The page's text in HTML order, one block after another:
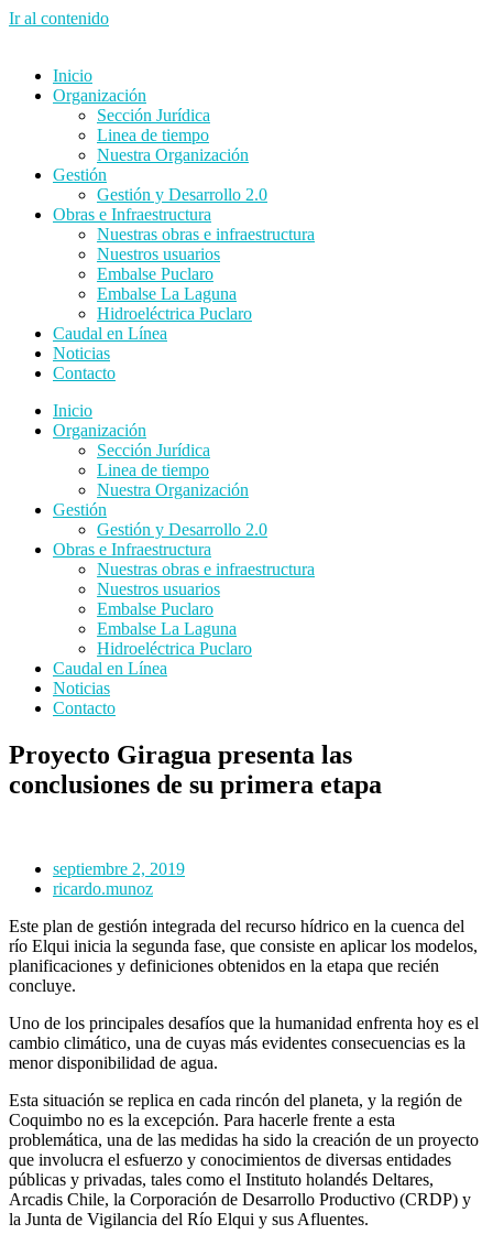
Ir al contenido
Inicio
Organización
Sección Jurídica
Linea de tiempo
Nuestra Organización
Gestión
Gestión y Desarrollo 2.0
Obras e Infraestructura
Nuestras obras e infraestructura
Nuestros usuarios
Embalse Puclaro
Embalse La Laguna
Hidroeléctrica Puclaro
Caudal en Línea
Noticias
Contacto
Inicio
Organización
Sección Jurídica
Linea de tiempo
Nuestra Organización
Gestión
Gestión y Desarrollo 2.0
Obras e Infraestructura
Nuestras obras e infraestructura
Nuestros usuarios
Embalse Puclaro
Embalse La Laguna
Hidroeléctrica Puclaro
Caudal en Línea
Noticias
Contacto
Proyecto Giragua presenta las
conclusiones de su primera etapa
septiembre 2, 2019
ricardo.munoz
Este plan de gestión integrada del recurso hídrico en la cuenca del
río Elqui inicia la segunda fase, que consiste en aplicar los modelos,
planificaciones y definiciones obtenidos en la etapa que recién
concluye.
Uno de los principales desafíos que la humanidad enfrenta hoy es el
cambio climático, una de cuyas más evidentes consecuencias es la
menor disponibilidad de agua.
Esta situación se replica en cada rincón del planeta, y la región de
Coquimbo no es la excepción. Para hacerle frente a esta
problemática, una de las medidas ha sido la creación de un proyecto
que involucra el esfuerzo y conocimientos de diversas entidades
públicas y privadas, tales como el Instituto holandés Deltares,
Arcadis Chile, la Corporación de Desarrollo Productivo (CRDP) y
la Junta de Vigilancia del Río Elqui y sus Afluentes.